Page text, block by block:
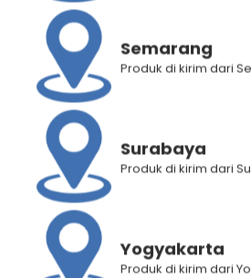
RELATED PRODUCTS
Semarang
Produk di kirim dari
Surabaya
Produk di kirim dari
Yogyakarta
Produk di kirim dari